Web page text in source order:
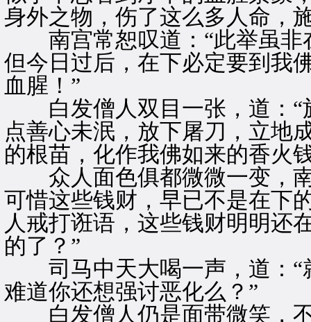
身外之物，伤了这么多人命，
南宫常恕叹道：“此举虽非
但今日过后，在下必定要到我
血腥！”
白发僧人双目一张，道：“
点善心未泯，放下屠刀，立地
的根苗，化作我佛如来的香火
众人面色俱都微微一变，南
可惜这些钱财，早已不是在下
人戒打诳语，这些钱财明明还
的了？”
司马中天大喝一声，道：“
难道你还想强讨恶化么？”
白发僧人仍是面带微笑，不